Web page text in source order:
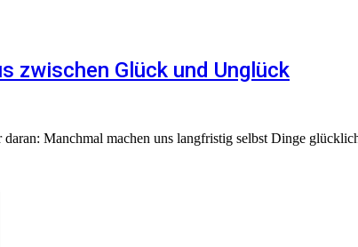
zwischen Glück und Unglück
Manchmal machen uns langfristig selbst Dinge